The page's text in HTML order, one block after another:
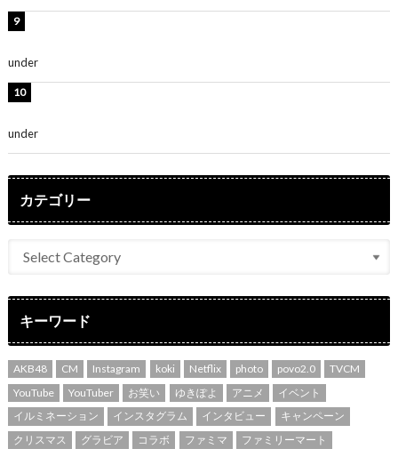
under
under
カテゴリー
キーワード
AKB48 CM Instagram koki Netflix photo povo2.0
TVCM
YouTube
YouTuber お笑い ゆきぽよ アニメ
イベント
イルミネーション
インスタグラム インタビュー
キャンペーン
クリスマス
グラビア コラボ ファミマ
ファミリーマート